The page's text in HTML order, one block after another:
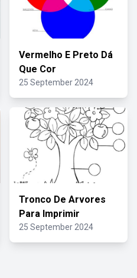
Vermelho E Preto Dá
Que Cor
25 September 2024
Tronco De Arvores
Para Imprimir
25 September 2024